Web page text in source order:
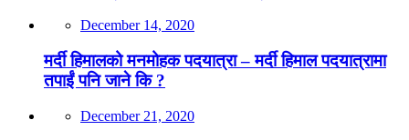
December 14, 2020
मर्दी हिमालको मनमोहक पदयात्रा – मर्दी हिमाल पदयात्रामा
तपाईं पनि जाने कि ?
December 21, 2020